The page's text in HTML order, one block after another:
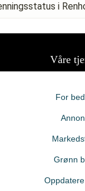
i
Våre
For
Grønn